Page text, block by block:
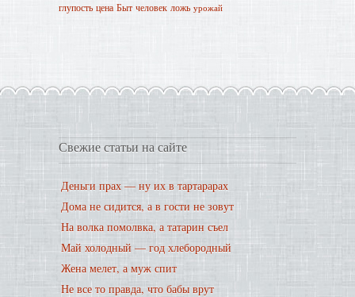
глупость цена Быт человек ложь урожай
Свежие статьи на сайте
Деньги прах — ну их в тартарарах
Дома не сидится, а в гости не зовут
На волка помолвка, а татарин съел
Май холодный — год хлебородный
Жена мелет, а муж спит
Не все то правда, что бабы врут